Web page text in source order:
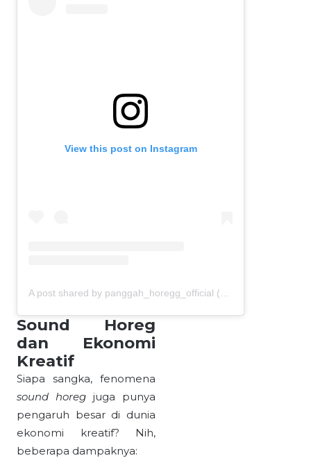
View this post on Instagram
Sound Horeg
dan Ekonomi
Kreatif
Siapa sangka, fenomena
sound horeg juga punya
pengaruh besar di dunia
ekonomi kreatif? Nih,
beberapa dampaknya: